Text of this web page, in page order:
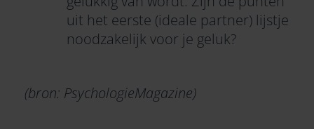
uit het eerste (ideale partner) lijstje
noodzakelijk voor je geluk?
(bron: PsychologieMagazine)